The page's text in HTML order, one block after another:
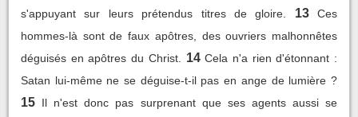
s'appuyant sur leurs prétendus titres de gloire.
13
Ces
hommes-là sont de faux apôtres, des ouvriers malhonnêtes
déguisés en apôtres du Christ.
14 Cela n'a rien d'étonnant :
Satan lui-même ne se déguise-t-il pas en ange de lumière ?
15 Il n'est donc pas surprenant que ses agents aussi se